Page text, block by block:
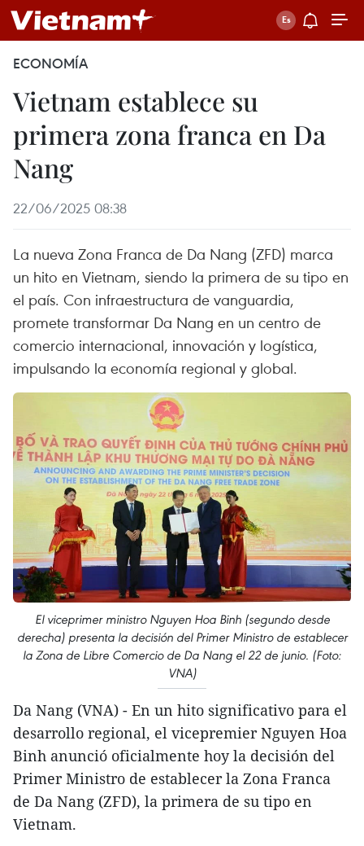
ECONOMÍA
Vietnam establece su
primera zona franca en Da
Nang
22/06/2025 08:38
La nueva Zona Franca de Da Nang (ZFD) marca
un hito en Vietnam, siendo la primera de su tipo en
el país. Con infraestructura de vanguardia,
promete transformar Da Nang en un centro de
comercio internacional, innovación y logística,
impulsando la economía regional y global.
El viceprimer ministro Nguyen Hoa Binh (segundo desde
derecha) presenta la decisión del Primer Ministro de establecer
la Zona de Libre Comercio de Da Nang el 22 de junio. (Foto:
VNA)
Da Nang (VNA) - En un hito significativo para el
desarrollo regional, el vicepremier Nguyen Hoa
Binh anunció oficialmente hoy la decisión del
Primer Ministro de establecer la Zona Franca
de Da Nang (ZFD), la primera de su tipo en
Vietnam.